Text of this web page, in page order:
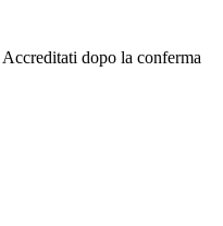
Accreditati dopo la conferma